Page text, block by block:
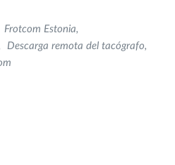
Frotcom Estonia
Descarga remota del tacógrafo